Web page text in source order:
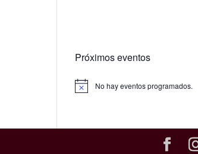
Próximos eventos
No hay eventos programados.